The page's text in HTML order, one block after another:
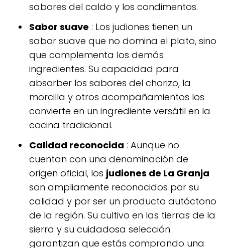
sabores del caldo y los condimentos.
Sabor suave : Los judiones tienen un
sabor suave que no domina el plato, sino
que complementa los demás
ingredientes. Su capacidad para
absorber los sabores del chorizo, la
morcilla y otros acompañamientos los
convierte en un ingrediente versátil en la
cocina tradicional.
Calidad reconocida : Aunque no
cuentan con una denominación de
origen oficial, los judiones de La Granja
son ampliamente reconocidos por su
calidad y por ser un producto autóctono
de la región. Su cultivo en las tierras de la
sierra y su cuidadosa selección
garantizan que estás comprando una